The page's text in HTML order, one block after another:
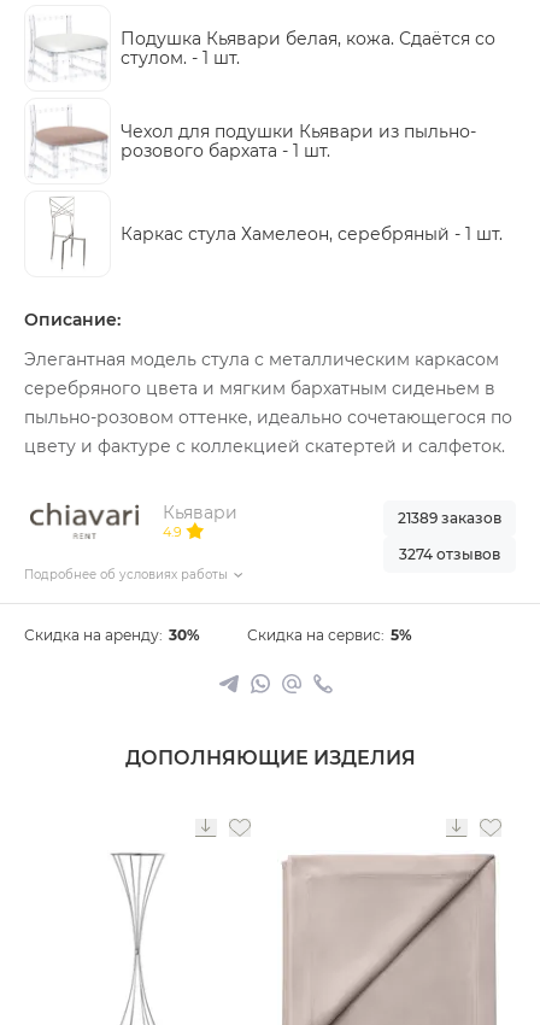
Подушка Кьявари белая, кожа. Сдаётся со
стулом. - 1 шт.
Чехол для подушки Кьявари из пыльно-
розового бархата - 1 шт.
Каркас стула Хамелеон, серебряный - 1 шт.
Описание:
Элегантная модель стула с металлическим каркасом
серебряного цвета и мягким бархатным сиденьем в
пыльно-розовом оттенке, идеально сочетающегося по
цвету и фактуре с коллекцией скатертей и салфеток.
Кьявари
4.9
Подробнее об условиях работы
21389 заказов
3274 отзывов
Скидка на аренду: 30% Скидка на сервис: 5%
ДОПОЛНЯЮЩИЕ ИЗДЕЛИЯ